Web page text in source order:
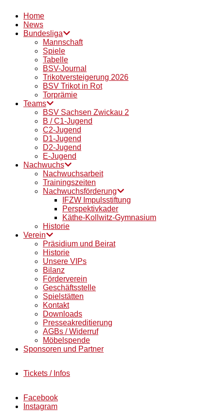
Home
News
Bundesliga
Mannschaft
Spiele
Tabelle
BSV-Journal
Trikotversteigerung 2026
BSV Trikot in Rot
Torprämie
Teams
BSV Sachsen Zwickau 2
B / C1-Jugend
C2-Jugend
D1-Jugend
D2-Jugend
E-Jugend
Nachwuchs
Nachwuchsarbeit
Trainingszeiten
Nachwuchsförderung
IFZW Impulsstiftung
Perspektivkader
Käthe-Kollwitz-Gymnasium
Historie
Verein
Präsidium und Beirat
Historie
Unsere VIPs
Bilanz
Förderverein
Geschäftsstelle
Spielstätten
Kontakt
Downloads
Presseakreditierung
AGBs / Widerruf
Möbelspende
Sponsoren und Partner
Tickets / Infos
Facebook
Instagram